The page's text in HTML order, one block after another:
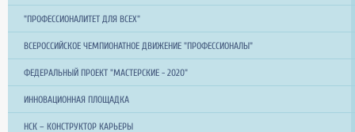
"ПРОФЕССИОНАЛИТЕТ ДЛЯ ВСЕХ"
ВСЕРОССИЙСКОЕ ЧЕМПИОНАТНОЕ ДВИЖЕНИЕ "ПРОФЕССИОНАЛЫ"
ФЕДЕРАЛЬНЫЙ ПРОЕКТ "МАСТЕРСКИЕ - 2020"
ИННОВАЦИОННАЯ ПЛОЩАДКА
НСК – КОНСТРУКТОР КАРЬЕРЫ